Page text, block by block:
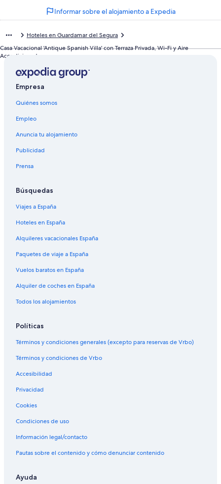
Informar sobre el alojamiento a Expedia
Hoteles en Guardamar del Segura
Casa Vacacional 'Antique Spanish Villa' con Terraza Privada, Wi-Fi y Aire
Acondicionado
Empresa
Quiénes somos
Empleo
Anuncia tu alojamiento
Publicidad
Prensa
Búsquedas
Viajes a España
Hoteles en España
Alquileres vacacionales España
Paquetes de viaje a España
Vuelos baratos en España
Alquiler de coches en España
Todos los alojamientos
Políticas
Términos y condiciones generales (excepto para reservas de Vrbo)
Términos y condiciones de Vrbo
Accesibilidad
Privacidad
Cookies
Condiciones de uso
Información legal/contacto
Pautas sobre el contenido y cómo denunciar contenido
Ayuda